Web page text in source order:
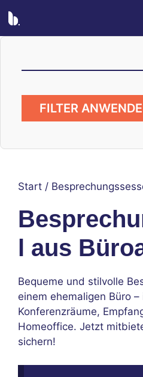
Inhalt
springen
Start /
l aus
Bequeme und stilvolle
einem ehemaligen Büro
Konferenzräume,
Homeoffice. Jetzt
sichern!
FILTER